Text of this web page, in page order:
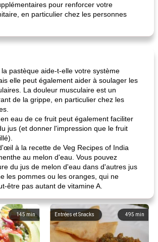
pour renforcer votre
en particulier chez les personnes
pastèque aide-t-elle votre système
elle peut également aider à soulager les
La douleur musculaire est un
de la grippe, en particulier chez les
eau de ce fruit peut également faciliter
jus (et donner l'impression que le fruit
à la recette de Veg Recipes of India
au melon d'eau. Vous pouvez
du jus de melon d'eau dans d'autres jus
les pommes ou les oranges, qui ne
être pas autant de vitamine A.
145 min 495 min
Entrées et Snacks